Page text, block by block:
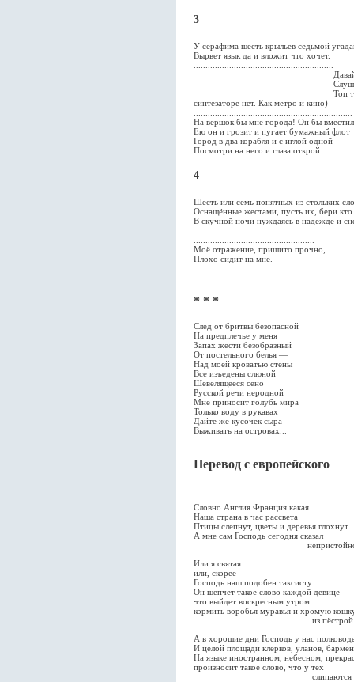
3
У серафима шесть крыльев седьмой
Вырвет язык да и вложит что хочет.
Слушай подводную
Топ тараканьих бегов
синтезаторе нет. Как метро и кино)
На вершок бы мне города! Он бы
Ею он и грозит и пугает бумажный флот
Город в два корабля и с иглой одной
Посмотри на него и глаза открой
4
Шесть или семь понятных из стольких
Оснащённые жестами, пусть их, бери кто
В скучной ночи нуждаясь в надежде и
Моё отражение, пришито прочно,
Плохо сидит на мне.
* * *
След от бритвы безопасной
На предплечье у меня
Запах жести безобразный
От постельного белья —
Над моей кроватью стены
Все изъедены слюной
Шевелящееся сено
Русской речи неродной
Мне приносит голубь мира
Только воду в рукавах
Дайте же кусочек сыра
Выживать на островах...
Перевод с европейского
Словно Англия Франция какая
Наша страна в час рассвета
Птицы слепнут, цветы и деревья глохнут
А мне сам Господь сегодня сказал
Или я святая
или, скорее
Господь наш подобен таксисту
Он шепчет такое слово каждой девице
что выйдет воскресным утром
кормить воробья муравья и хромую
из пёстрой
А в хорошие дни Господь у нас
И целой площади клерков, уланов,
На языке иностранном, небесном,
произносит такое слово, что у тех
слипаются